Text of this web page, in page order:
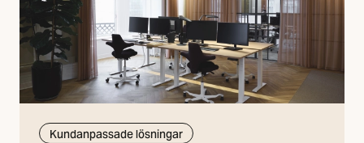
Kundanpassade lösningar